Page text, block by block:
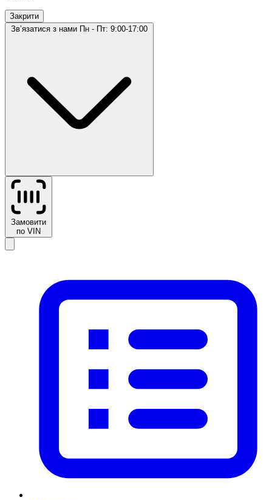
Закрити
Звʼязатися з нами Пн - Пт: 9:00-17:00
Замовити
по VIN